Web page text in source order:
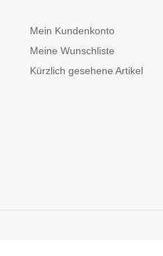
Mein Kundenkonto
Meine Wunschliste
Kürzlich gesehene Artikel